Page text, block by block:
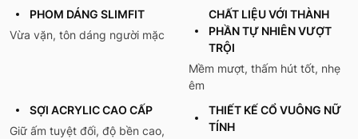
PHOM DÁNG SLIMFIT
Vừa vặn, tôn dáng người mặc
CHẤT LIỆU VỚI THÀNH
PHẦN TỰ NHIÊN VƯỢT
TRỘI
Mềm mượt, thấm hút tốt, nhẹ
êm
SỢI ACRYLIC CAO CẤP
Giữ ấm tuyệt đối, độ bền cao,
THIẾT KẾ CỔ VUÔNG NỮ
TÍNH